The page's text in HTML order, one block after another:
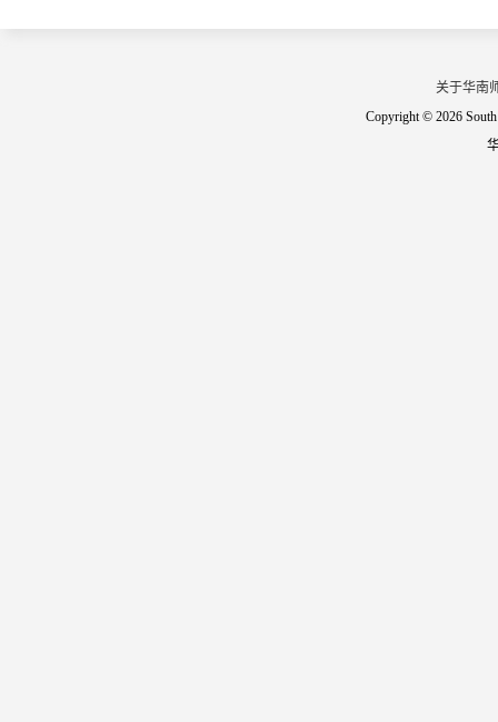
关于华南
Copyright © 2026